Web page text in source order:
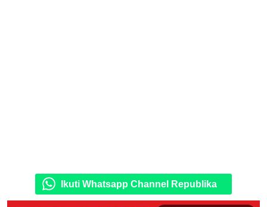
Ikuti Whatsapp Channel Republika